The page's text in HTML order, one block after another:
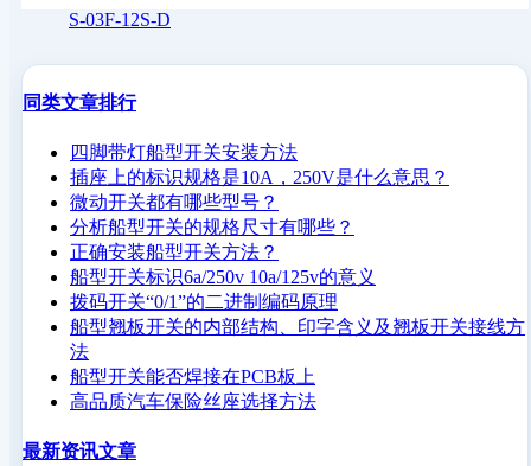
S-03F-12S-D
同类文章排行
四脚带灯船型开关安装方法
插座上的标识规格是10A，250V是什么意思？
微动开关都有哪些型号？
分析船型开关的规格尺寸有哪些？
正确安装船型开关方法？
船型开关标识6a/250v 10a/125v的意义
拨码开关“0/1”的二进制编码原理
船型翘板开关的内部结构、印字含义及翘板开关接线方
法
船型开关能否焊接在PCB板上
高品质汽车保险丝座选择方法
最新资讯文章